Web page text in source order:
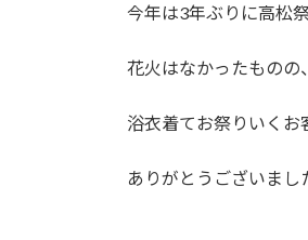
今年は3年ぶりに高松
花火はなかったものの
浴衣着てお祭りいくお
ありがとうございまし